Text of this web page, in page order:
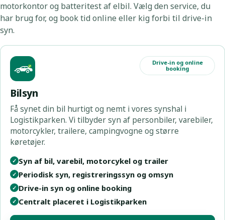
motorkontor og batteritest af elbil. Vælg den service, du
har brug for, og book tid online eller kig forbi til drive-in
syn.
Drive-in og online
booking
Bilsyn
Få synet din bil hurtigt og nemt i vores synshal i
Logistikparken. Vi tilbyder syn af personbiler, varebiler,
motorcykler, trailere, campingvogne og større
køretøjer.
✓ Syn af bil, varebil, motorcykel og trailer
✓ Periodisk syn, registreringssyn og omsyn
✓ Drive-in syn og online booking
✓ Centralt placeret i Logistikparken